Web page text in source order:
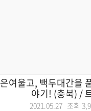
은여울고, 백두대간을
야기! (충북) /
2021.05.27 조회